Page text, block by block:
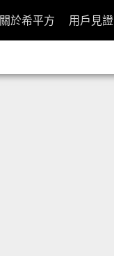
關於希平方 用戶見證